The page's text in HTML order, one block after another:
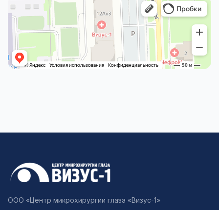
ООО «Центр микрохирургии глаза «Визус-1»